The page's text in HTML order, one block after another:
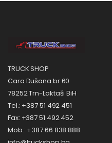
TRUCK SHOP
Cara Dušana br.60
78252 Trn-Laktaši BiH
Tel.: +387 51 492 451
Fax: +387 51 492 452
Mob.: +387 66 838 888